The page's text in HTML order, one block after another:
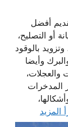
أفضل
أو التصليح،
بالوقود
وأيضا
والعجلات،
المدخرات
المزيد